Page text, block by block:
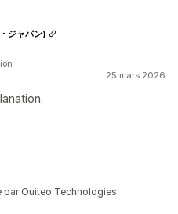
25 mars 2026
ジャパン)
par Ouiteo Technologies.